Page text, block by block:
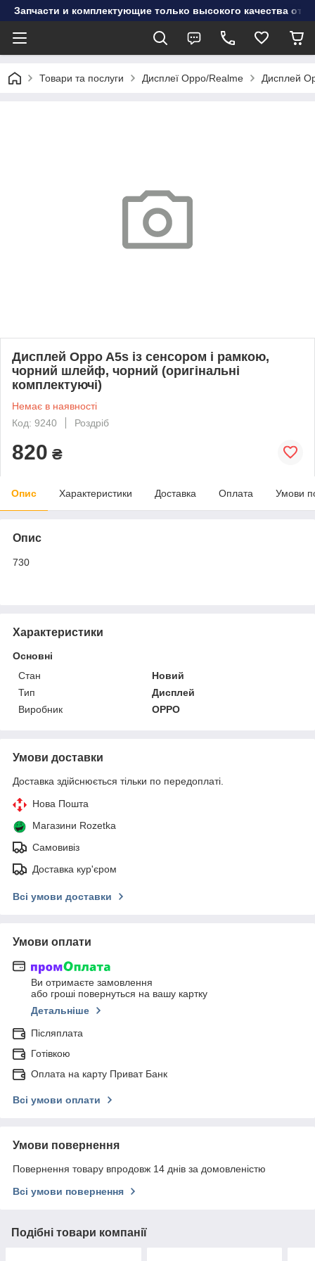
Запчасти и комплектующие только высокого качества от
Товари та послуги Дисплеї Oppo/Realme Дисплей
Дисплей Oppo A5s із сенсором і рамкою,
чорний шлейф, чорний (оригінальні
комплектуючі)
Немає в наявності
Код: 9240
Роздріб
820 ₴
Опис Характеристики Доставка Оплата Умови
Опис
730
Характеристики
Основні
Стан
Новий
Тип
Дисплей
Виробник
OPPO
Умови доставки
Доставка здійснюється тільки по передоплаті.
Нова Пошта
Магазини Rozetka
Самовивіз
Доставка кур'єром
Всі умови доставки
Умови оплати
Ви отримаєте замовлення
або гроші повернуться на вашу картку
Детальніше
Післяплата
Готівкою
Оплата на карту Приват Банк
Всі умови оплати
Умови повернення
Повернення товару впродовж 14 днів за домовленістю
Всі умови повернення
Подібні товари компанії